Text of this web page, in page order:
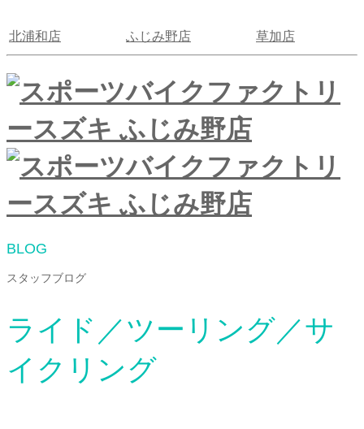
北浦和店 ふじみ野店 草加店
BLOG
スタッフブログ
ライド／ツーリング／サ
イクリング